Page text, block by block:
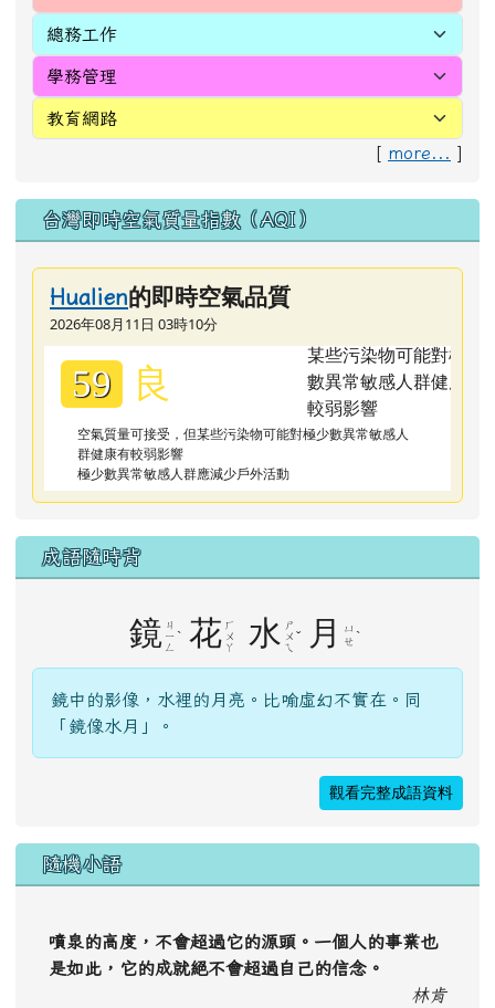
[ more... ]
台灣即時空氣質量指數（AQI）
Hualien的即時空氣品質
2026年08月11日 03時10分
59 良
空氣質量可接受，但某些污染物可能對極少數異常敏感人
群健康有較弱影響
極少數異常敏感人群應減少戶外活動
成語隨時背
鏡 ㄐ
ㄧ
ㄥ
ˋ 花 ㄏ
ㄨ
ㄚ
水
ㄕ
ㄨ
ㄟ
ˇ 月
ㄩ
ㄝ ˋ
鏡中的影像，水裡的月亮。比喻虛幻不實在。同
「鏡像水月」。
觀看完整成語資料
隨機小語
噴泉的高度，不會超過它的源頭。一個人的事業也
是如此，它的成就絕不會超過自己的信念。
林肯